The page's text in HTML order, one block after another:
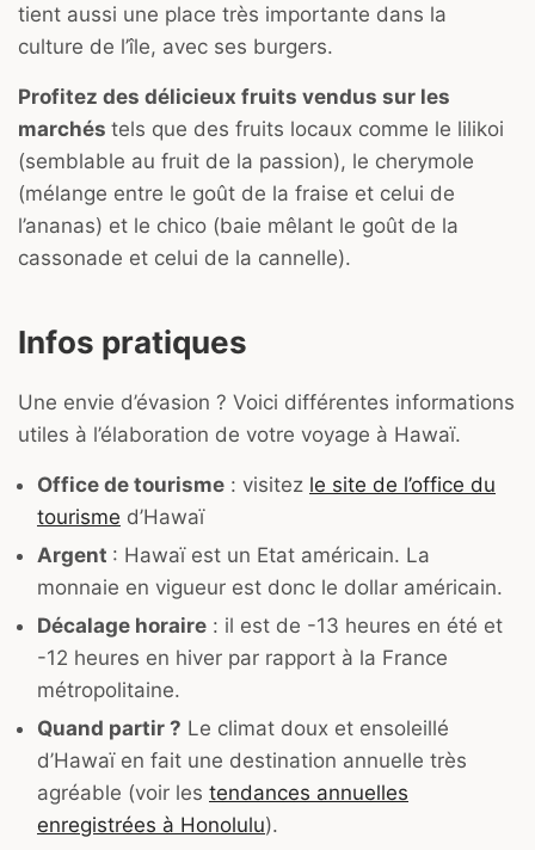
tient aussi une place très importante dans la
culture de l’île, avec ses burgers.
Profitez des délicieux fruits vendus sur les
marchés tels que des fruits locaux comme le lilikoi
(semblable au fruit de la passion), le cherymole
(mélange entre le goût de la fraise et celui de
l’ananas) et le chico (baie mêlant le goût de la
cassonade et celui de la cannelle).
Infos pratiques
Une envie d’évasion ? Voici différentes informations
utiles à l’élaboration de votre voyage à Hawaï.
Office de tourisme : visitez le site de l’office du
tourisme d’Hawaï
Argent : Hawaï est un Etat américain. La
monnaie en vigueur est donc le dollar américain.
Décalage horaire : il est de -13 heures en été et
-12 heures en hiver par rapport à la France
métropolitaine.
Quand partir ? Le climat doux et ensoleillé
d’Hawaï en fait une destination annuelle très
agréable (voir les tendances annuelles
enregistrées à Honolulu).